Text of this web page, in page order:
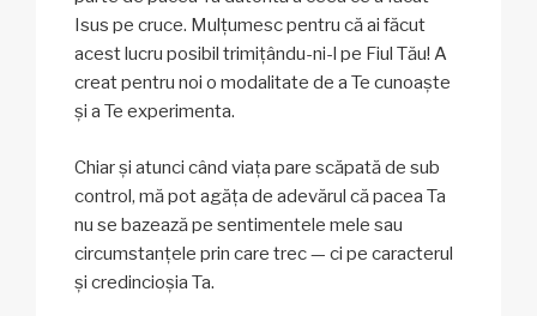
Isus pe cruce. Mulțumesc pentru că ai făcut
acest lucru posibil trimițându-ni-l pe Fiul Tău! A
creat pentru noi o modalitate de a Te cunoaște
și a Te experimenta.
Chiar și atunci când viața pare scăpată de sub
control, mă pot agăța de adevărul că pacea Ta
nu se bazează pe sentimentele mele sau
circumstanțele prin care trec — ci pe caracterul
și credincioșia Ta.